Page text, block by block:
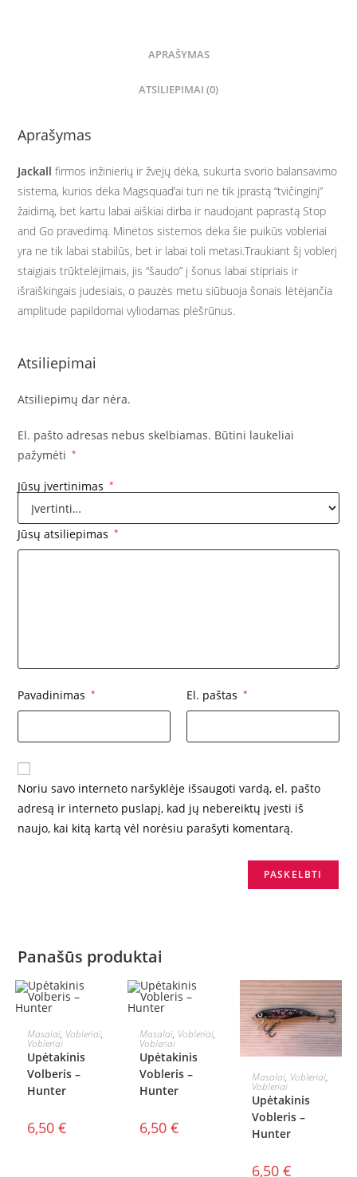
APRAŠYMAS
ATSILIEPIMAI (0)
Aprašymas
Jackall firmos inžinierių ir žvejų dėka, sukurta svorio balansavimo
sistema, kurios dėka Magsquad’ai turi ne tik įprastą “tvičinginį”
žaidimą, bet kartu labai aiškiai dirba ir naudojant paprastą Stop
and Go pravedimą. Minėtos sistemos dėka šie puikūs vobleriai
yra ne tik labai stabilūs, bet ir labai toli metasi.Traukiant šį voblerį
staigiais trūktelėjimais, jis “šaudo” į šonus labai stipriais ir
išraiškingais judesiais, o pauzės metu siūbuoja šonais lėtėjančia
amplitude papildomai vyliodamas plėšrūnus.
Atsiliepimai
Atsiliepimų dar nėra.
El. pašto adresas nebus skelbiamas. Būtini laukeliai
pažymėti
*
Jūsų įvertinimas *
Jūsų atsiliepimas *
Pavadinimas * El. paštas *
Noriu savo interneto naršyklėje išsaugoti vardą, el. pašto
adresą ir interneto puslapį, kad jų nebereiktų įvesti iš
naujo, kai kitą kartą vėl norėsiu parašyti komentarą.
Panašūs produktai
Į KREPŠELĮ
Masalai, Vobleriai,
Vobleriai
Upėtakinis
Volberis –
Hunter
6,50 €
Į KREPŠELĮ
Masalai, Vobleriai,
Vobleriai
Upėtakinis
Vobleris –
Hunter
6,50 €
Į KREPŠELĮ
Masalai, Vobleriai,
Vobleriai
Upėtakinis
Vobleris –
Hunter
6,50 €